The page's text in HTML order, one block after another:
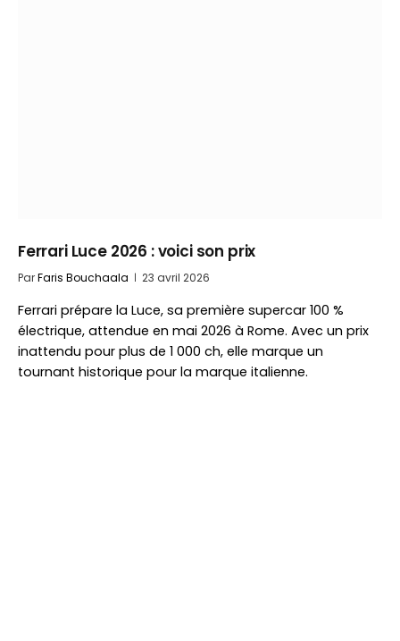
Ferrari Luce 2026 : voici son prix
ParFaris Bouchaala 23 avril 2026
Ferrari prépare la Luce, sa première supercar 100 %
électrique, attendue en mai 2026 à Rome. Avec un prix
inattendu pour plus de 1 000 ch, elle marque un
tournant historique pour la marque italienne.